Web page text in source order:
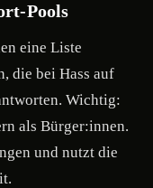
Pools
eine Liste
die bei Hass auf
Wichtig:
als Bürger:innen.
und nutzt die